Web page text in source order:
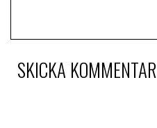
SKICKA KOMMENTAR